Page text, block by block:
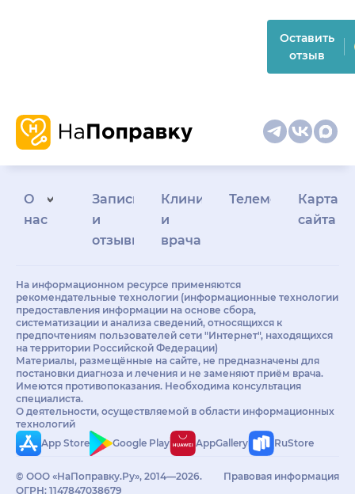
Оставить
отзыв
О
нас
Запись
и
отзывы
Клиникам
и
врачам
Телемедицина
Карта
сайта
На информационном ресурсе применяются
рекомендательные технологии (информационные технологии
предоставления информации на основе сбора,
систематизации и анализа сведений, относящихся к
предпочтениям пользователей сети "Интернет", находящихся
на территории Российской Федерации)
Материалы, размещённые на сайте, не предназначены для
постановки диагноза и лечения и не заменяют приём врача.
Имеются противопоказания. Необходима консультация
специалиста.
О деятельности, осуществляемой в области информационных
технологий
App Store
Google Play AppGallery RuStore
© ООО «НаПоправку.Ру», 2014—2026.
ОГРН: 1147847038679
Правовая информация